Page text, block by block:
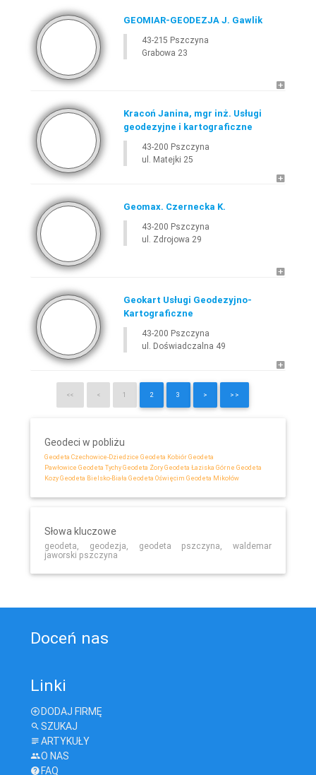
GEOMIAR-GEODEZJA J. Gawlik
43-215 Pszczyna
Grabowa 23
Kracoń Janina, mgr inż. Usługi
geodezyjne i kartograficzne
43-200 Pszczyna
ul. Matejki 25
Geomax. Czernecka K.
43-200 Pszczyna
ul. Zdrojowa 29
Geokart Usługi Geodezyjno-
Kartograficzne
43-200 Pszczyna
ul. Doświadczalna 49
<< < 1 2 3 > >>
Geodeci w pobliżu
Geodeta Czechowice-Dziedzice Geodeta Kobiór Geodeta
Pawłowice Geodeta Tychy Geodeta Żory Geodeta Łaziska Górne Geodeta
Kozy Geodeta Bielsko-Biała Geodeta Oświęcim Geodeta Mikołów
Słowa kluczowe
geodeta, geodezja, geodeta pszczyna, waldemar
jaworski pszczyna
Doceń nas
Linki
DODAJ FIRMĘ
SZUKAJ
ARTYKUŁY
O NAS
FAQ